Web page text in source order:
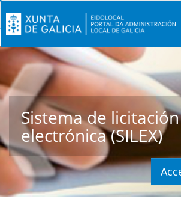
Sistema de licitación
electrónica (SILEX)